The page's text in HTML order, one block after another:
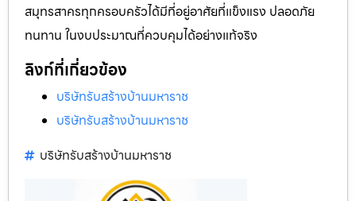
สมุทรสาครทุกครอบครัวได้มีที่อยู่อาศัยที่แข็งแรง ปลอดภัย
ทนทาน ในงบประมาณที่ควบคุมได้อย่างแท้จริง
ลิงก์ที่เกี่ยวข้อง
บริษัทรับสร้างบ้านมหาราช
บริษัทรับสร้างบ้านมหาราช
บริษัทรับสร้างบ้านมหาราช